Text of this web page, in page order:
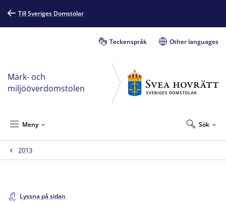
Till Sveriges Domstolar
Teckenspråk Other languages
Mark- och
miljööverdomstolen
Sök
Meny
2013
Lyssna på sidan